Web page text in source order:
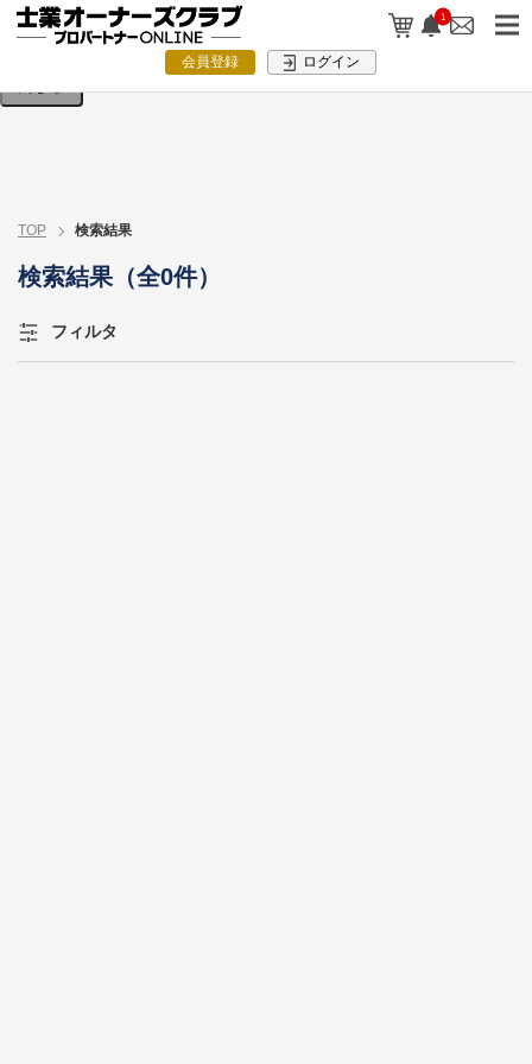
1
会員登録 ログイン
検索条件を入力してください。
TOP 検索結果
検索結果（全0件）
フィルタ